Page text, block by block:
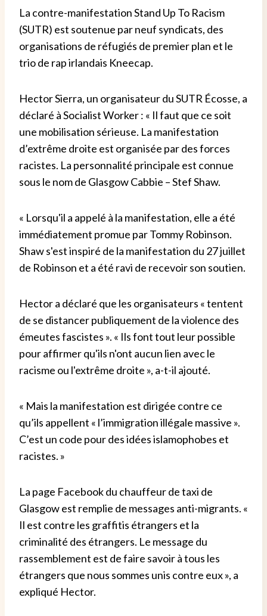
La contre-manifestation Stand Up To Racism
(SUTR) est soutenue par neuf syndicats, des
organisations de réfugiés de premier plan et le
trio de rap irlandais Kneecap.
Hector Sierra, un organisateur du SUTR Écosse, a
déclaré à Socialist Worker : « Il faut que ce soit
une mobilisation sérieuse. La manifestation
d’extrême droite est organisée par des forces
racistes. La personnalité principale est connue
sous le nom de Glasgow Cabbie – Stef Shaw.
« Lorsqu'il a appelé à la manifestation, elle a été
immédiatement promue par Tommy Robinson.
Shaw s'est inspiré de la manifestation du 27 juillet
de Robinson et a été ravi de recevoir son soutien.
Hector a déclaré que les organisateurs « tentent
de se distancer publiquement de la violence des
émeutes fascistes ». « Ils font tout leur possible
pour affirmer qu'ils n'ont aucun lien avec le
racisme ou l'extrême droite », a-t-il ajouté.
« Mais la manifestation est dirigée contre ce
qu’ils appellent « l’immigration illégale massive ».
C’est un code pour des idées islamophobes et
racistes. »
La page Facebook du chauffeur de taxi de
Glasgow est remplie de messages anti-migrants. «
Il est contre les graffitis étrangers et la
criminalité des étrangers. Le message du
rassemblement est de faire savoir à tous les
étrangers que nous sommes unis contre eux », a
expliqué Hector.